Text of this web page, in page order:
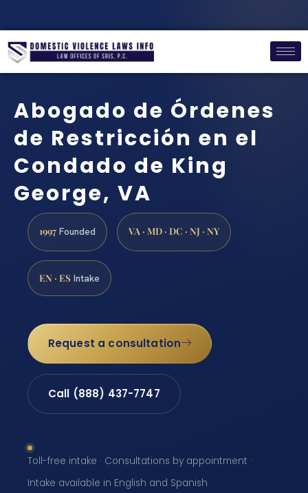
Abogado de Órdenes
de Restricción en el
Condado de King
George, VA
1997 Founded VA · MD · DC · NJ · NY
EN · ES Intake
Request a consultation
Call (888) 437-7747
Toll-free intake · Consultations by appointment ·
Intake available in English and Spanish